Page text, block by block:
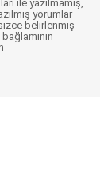
ile yazılmamış,
yorumlar
belirlenmiş